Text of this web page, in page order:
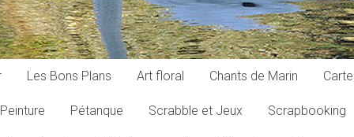
Les Bons Plans Art floral Chants de Marin
Peinture Pétanque Scrabble et Jeux Scrapbooking